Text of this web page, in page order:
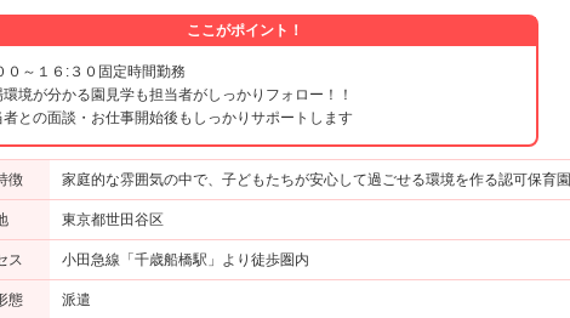
ここがポイント！
０～１６:３０固定時間勤務
境が分かる園見学も担当者がしっかりフォロー！！
者との面談・お仕事開始後もしっかりサポートします
徴 家庭的な雰囲気の中で、子どもたちが安心して過ごせる環境を作る認可保育園
東京都世田谷区
ス 小田急線「千歳船橋駅」より徒歩圏内
態 派遣